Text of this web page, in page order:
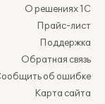
О решениях 1С
Прайс-лист
Поддержка
Обратная связь
об ошибке
Карта сайта